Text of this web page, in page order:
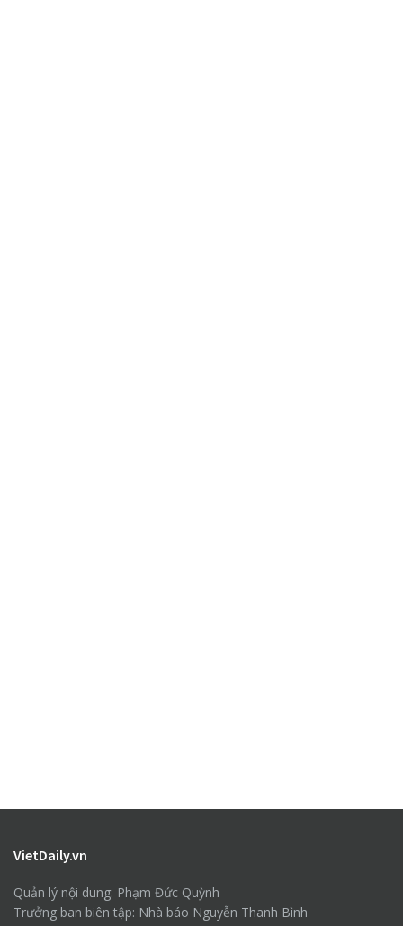
VietDaily.vn
Quản lý nội dung: Phạm Đức Quỳnh
Trưởng ban biên tập: Nhà báo Nguyễn Thanh Bình